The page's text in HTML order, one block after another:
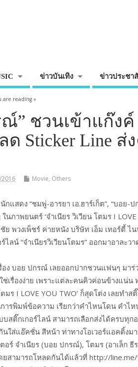
ข่าวบันเทิง ข่าวประชา
are reading »
” ชวนเข้าแก๊งค์
ด Sticker Line
Movie, Others
กแสดง “ชมพู่-อารยา เอ.ฮาร์เก็ต”, “บอย-
นภาพยนตร์ ‘จำเนียร วิเวียน โตมร I
ย พวงเพ็ชร์ ค่ายหนัง บริษัท เอ็ม เทอร์ตี้
ไลน์ “จำเนียรวิเวียนโตมร” ออกมาอาละ
ง บอย ปกรณ์ เลยออกปากชวนแฟนๆ มาร่
เรื่องง่าย เพราะแต่ละคนคิวค่อนข้างแน่น
มร I LOVE YOU TWO’ ก็สุดโต่ง เลยทำ
ารพิมพ์ข้อความ เรียกว่าคำไหนโดน คำไ
สติ๊กเกอร์ไลน์ สามารถเลือกส่งได้ครบทุก
นใส่แอ๊คชั่น สีหน้า ท่าทางโอเวอร์แอคติ้ง
อร์ จำเนียร (บอย ปกรณ์), โตมร (อาเล็ก
ยสามารถโหลดกันได้แล้วที่ http://